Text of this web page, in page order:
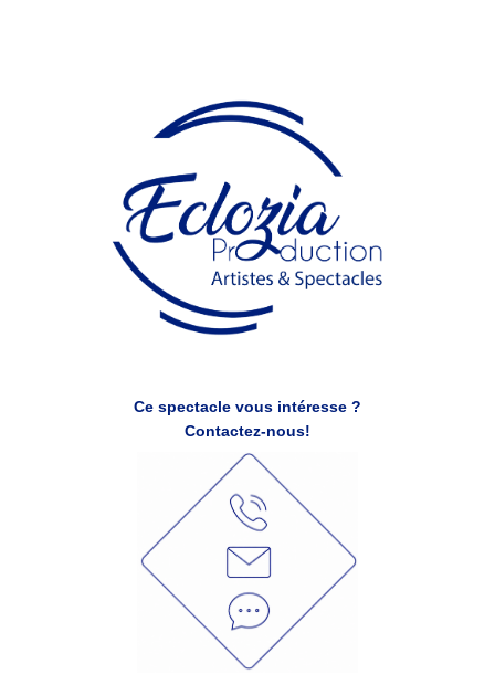
Ce spectacle vous intéresse ?
Contactez-nous!